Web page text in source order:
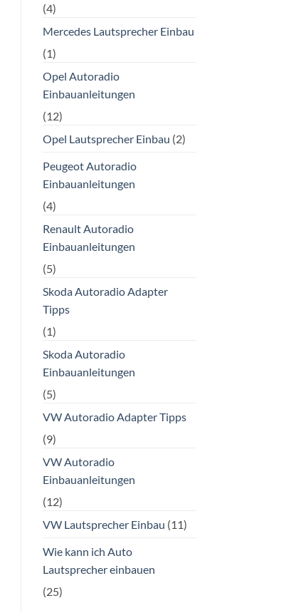
(4)
Mercedes Lautsprecher Einbau
(1)
Opel Autoradio
Einbauanleitungen
(12)
Opel Lautsprecher Einbau (2)
Peugeot Autoradio
Einbauanleitungen
(4)
Renault Autoradio
Einbauanleitungen
(5)
Skoda Autoradio Adapter
Tipps
(1)
Skoda Autoradio
Einbauanleitungen
(5)
VW Autoradio Adapter Tipps
(9)
VW Autoradio
Einbauanleitungen
(12)
VW Lautsprecher Einbau (11)
Wie kann ich Auto
Lautsprecher einbauen
(25)